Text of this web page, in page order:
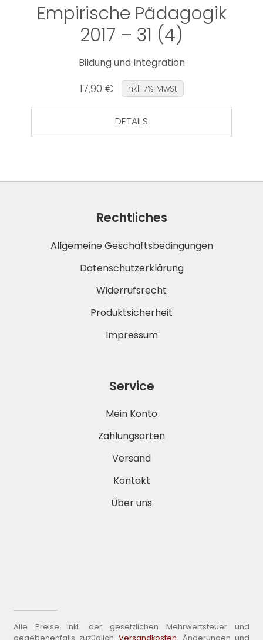
Empirische Pädagogik
2017 – 31 (4)
Bildung und Integration
17,90 € inkl. 7% MwSt.
DETAILS
Rechtliches
Allgemeine Geschäftsbedingungen
Datenschutzerklärung
Widerrufsrecht
Produktsicherheit
Impressum
Service
Mein Konto
Zahlungsarten
Versand
Kontakt
Über uns
Alle Preise inkl. der gesetzlichen Mehrwertsteuer und
gegebenenfalls zuzüglich Versandkosten . Änderungen und